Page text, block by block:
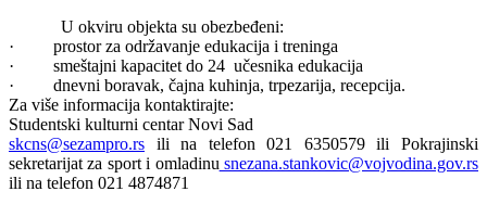
U okviru objekta su obezbeđeni:
· prostor za održavanje edukacija i treninga
· smeštajni kapacitet do 24 učesnika edukacija
· dnevni boravak, čajna kuhinja, trpezarija, recepcija.
Za više informacija kontaktirajte:
Studentski kulturni centar Novi Sad
skcns@sezampro.rs ili na telefon 021 6350579 ili Pokrajinski
sekretarijat za sport i omladinu snezana.stankovic@vojvodina.gov.rs
ili na telefon 021 4874871